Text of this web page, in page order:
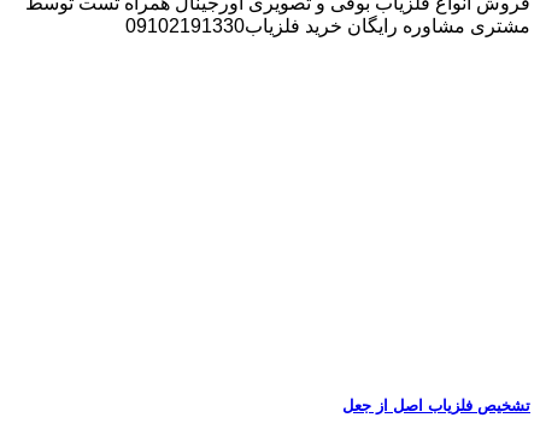
مشتری مشاوره رایگان خرید فلزیاب09102191330
تشخیص فلزیاب اصل از جعل